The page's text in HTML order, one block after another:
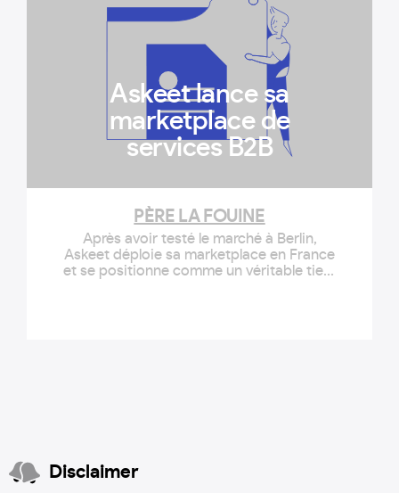
Askeet lance sa
marketplace de
services B2B
PÈRE LA FOUINE
Après avoir testé le marché à Berlin,
Askeet déploie sa marketplace en France
et se positionne comme un véritable tiers
Disclaimer